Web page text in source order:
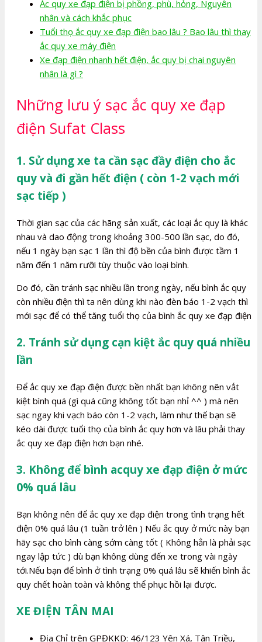
Ắc quy xe đạp điện bị phồng, phù, hỏng, Nguyên
nhân và cách khắc phục
Tuổi thọ ắc quy xe đạp điện bao lâu ? Bao lâu thì thay
ắc quy xe máy điện
Xe đạp điện nhanh hết điện, ắc quy bị chai nguyên
nhân là gì ?
Những lưu ý sạc ắc quy xe đạp
điện Sufat Class
1. Sử dụng xe ta cần sạc đầy điện cho ắc
quy và đi gần hết điện ( còn 1-2 vạch mới
sạc tiếp )
Thời gian sạc của các hãng sản xuất, các loại ắc quy là khác
nhau và dao động trong khoảng 300-500 lần sạc, do đó,
nếu 1 ngày bạn sạc 1 lần thì độ bền của bình được tầm 1
năm đến 1 năm rưỡi tùy thuộc vào loại bình.
Do đó, cần tránh sạc nhiều lần trong ngày, nếu bình ắc quy
còn nhiều điện thì ta nên dùng khi nào đèn báo 1-2 vạch thì
mới sạc để có thể tăng tuổi thọ của bình ắc quy xe đạp điện
2. Tránh sử dụng cạn kiệt ắc quy quá nhiều
lần
Để ắc quy xe đạp điện được bền nhất bạn không nên vắt
kiệt bình quá (gì quá cũng không tốt bạn nhỉ ^^ ) mà nên
sạc ngay khi vạch báo còn 1-2 vạch, làm như thế bạn sẽ
kéo dài được tuổi thọ của bình ắc quy hơn và lâu phải thay
ắc quy xe đạp điện hơn bạn nhé.
3. Không để bình acquy xe đạp điện ở mức
0% quá lâu
Bạn không nên để ắc quy xe đạp điện trong tình trạng hết
điện 0% quá lâu (1 tuần trở lên ) Nếu ắc quy ở mức này bạn
hãy sạc cho bình càng sớm càng tốt ( Không hẳn là phải sạc
ngay lập tức ) dù bạn không dùng đến xe trong vài ngày
tới.Nếu bạn để bình ở tình trạng 0% quá lâu sẽ khiến bình ắc
quy chết hoàn toàn và không thể phục hồi lại được.
XE ĐIỆN TÂN MAI
Địa Chỉ trên GPĐKKD: 46/123 Yên Xá, Tân Triều,